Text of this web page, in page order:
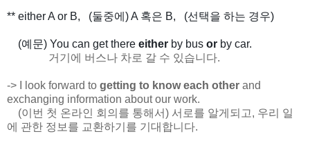
** either A or B, (둘중에) A 혹은 B, (선택을 하는 경우)
(예문) You can get there either by bus or by car.
거기에 버스나 차로 갈 수 있습니다.
-> I look forward to getting to know each other and
exchanging information about our work.
(이번 첫 온라인 회의를 통해서) 서로를 알게되고, 우리 일
에 관한 정보를 교환하기를 기대합니다.